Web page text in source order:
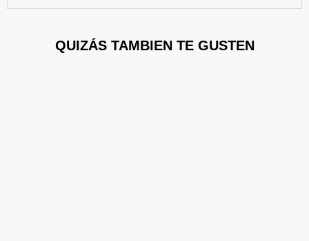
QUIZÁS TAMBIEN TE GUSTEN